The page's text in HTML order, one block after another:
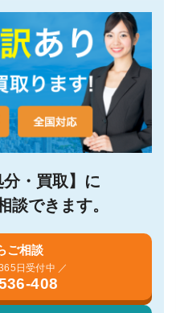
分・買取】に
談できます。
ご相談
日受付中 ／
408